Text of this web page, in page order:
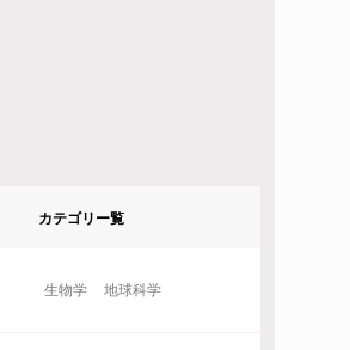
カテゴリー覧
生物学 地球科学